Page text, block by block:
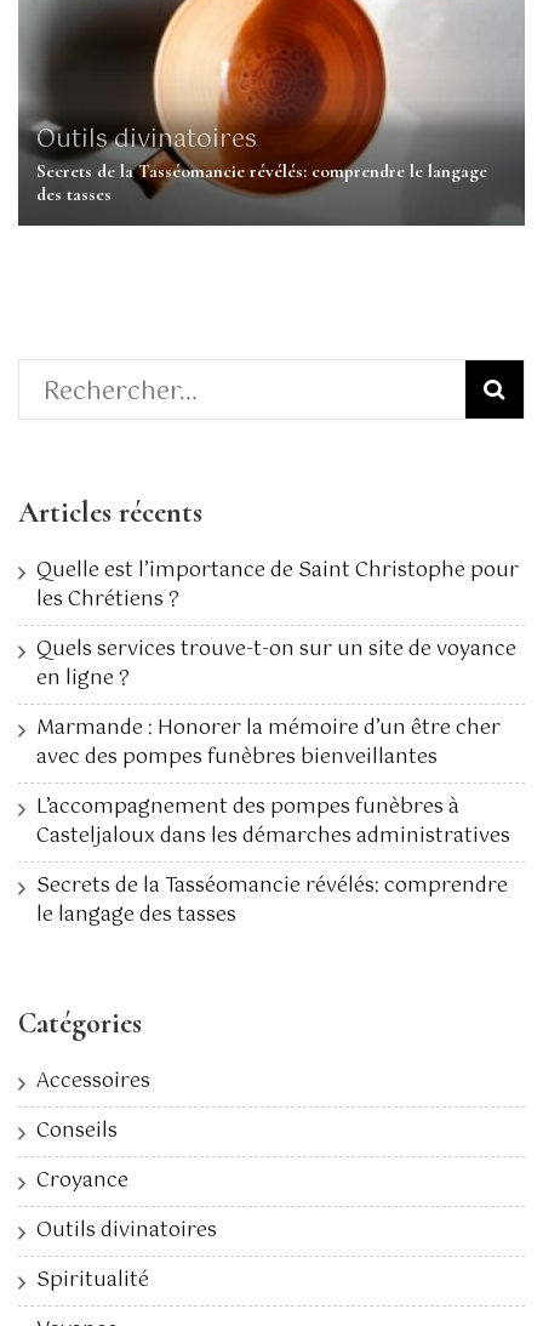
Outils divinatoires
Secrets de la Tasséomancie révélés: comprendre le langage
des tasses
Rechercher :
Articles récents
Quelle est l’importance de Saint Christophe pour
les Chrétiens ?
Quels services trouve-t-on sur un site de voyance
en ligne ?
Marmande : Honorer la mémoire d’un être cher
avec des pompes funèbres bienveillantes
L’accompagnement des pompes funèbres à
Casteljaloux dans les démarches administratives
Secrets de la Tasséomancie révélés: comprendre
le langage des tasses
Catégories
Accessoires
Conseils
Croyance
Outils divinatoires
Spiritualité